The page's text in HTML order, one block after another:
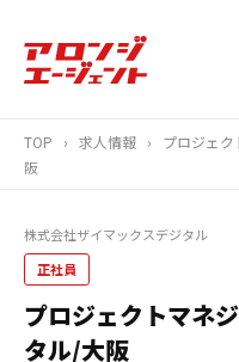
TOP › 求人情報 ›
プロジェ
阪
株式会社ザイマックスデジタル
正社員
プロジェクトマネ
タル/大阪